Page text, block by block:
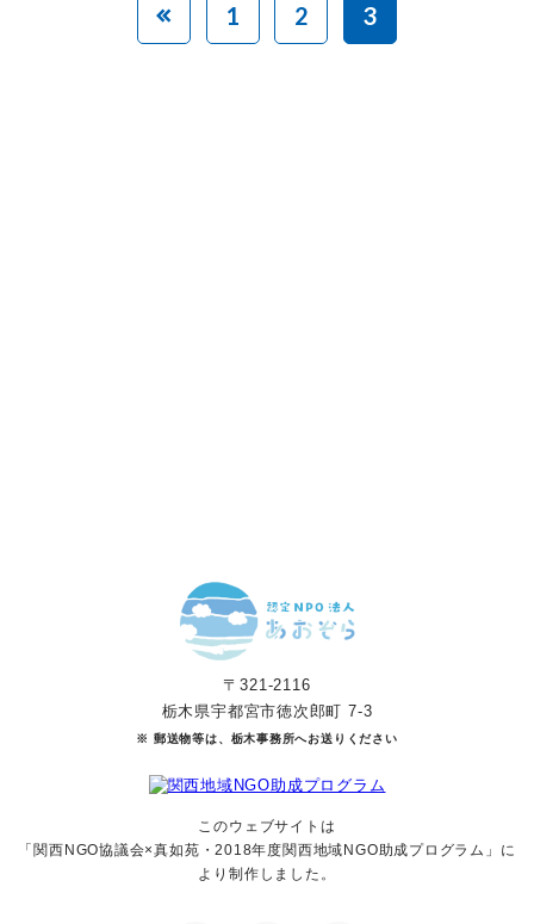
1 2 3
〒321-2116
栃木県宇都宮市徳次郎町 7-3
※ 郵送物等は、栃木事務所へお送りください
このウェブサイトは
「関西NGO協議会×真如苑・2018年度関西地域NGO助成プログラム」に
より制作しました。